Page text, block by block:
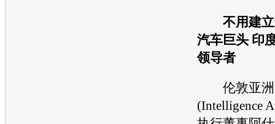
不用建立
汽车巨头 印
领导者
伦敦亚洲
(Intelligence